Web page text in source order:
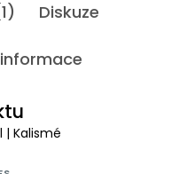
Diskuze
| Kalismé